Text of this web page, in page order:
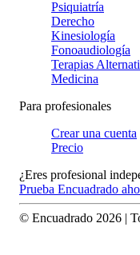
Psiquiatría
Derecho
Kinesiología
Fonoaudiología
Terapias
Medicina
Para profesionales
Crear una cuenta
Precio
¿Eres profesional
Prueba Encuadrado
© Encuadrado 2026 |